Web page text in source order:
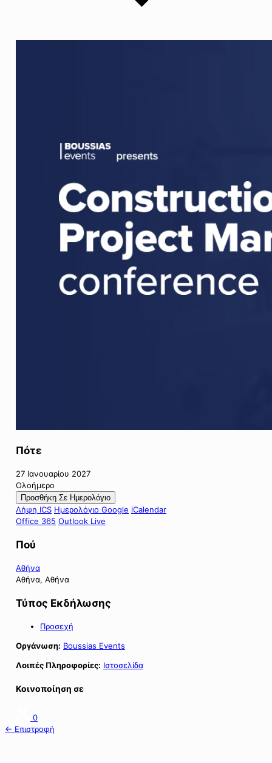
Πότε
27 Ιανουαρίου 2027
Ολοήμερο
Προσθήκη Σε Ημερολόγιο
Λήψη ICS Ημερολόγιο Google iCalendar
Office 365 Outlook Live
Πού
Αθήνα
Αθήνα, Αθήνα
Τύπος Εκδήλωσης
Προσεχή
Οργάνωση: Boussias Events
Λοιπές Πληροφορίες: Ιστοσελίδα
Κοινοποίηση σε
0
← Επιστροφή